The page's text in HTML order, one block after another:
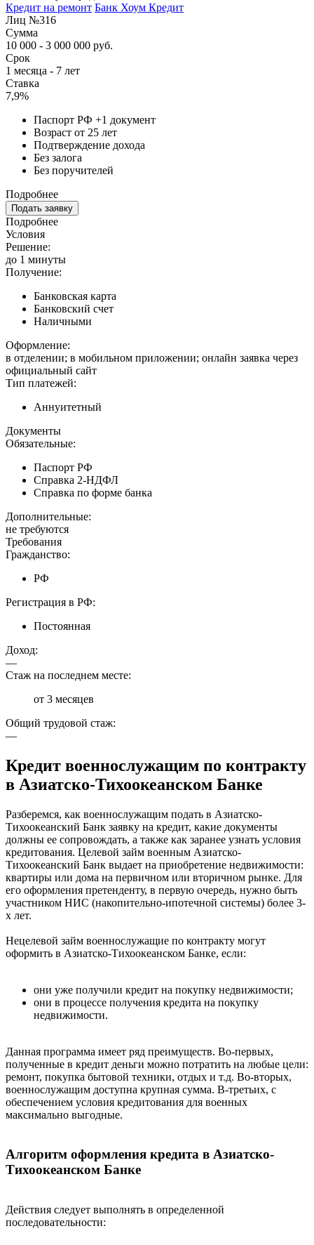
Кредит на ремонт Банк Хоум Кредит
Лиц №316
Сумма
10 000 - 3 000 000 руб.
Срок
1 месяца - 7 лет
Ставка
7,9%
Паспорт РФ +1 документ
Возраст от 25 лет
Подтверждение дохода
Без залога
Без поручителей
Подробнее
Подать заявку
Подробнее
Условия
Решение:
до 1 минуты
Получение:
Банковская карта
Банковский счет
Наличными
Оформление:
в отделении; в мобильном приложении; онлайн заявка через
официальный сайт
Тип платежей:
Аннуитетный
Документы
Обязательные:
Паспорт РФ
Справка 2-НДФЛ
Справка по форме банка
Дополнительные:
не требуются
Требования
Гражданство:
РФ
Регистрация в РФ:
Постоянная
Доход:
—
Стаж на последнем месте:
от 3 месяцев
Общий трудовой стаж:
—
Кредит военнослужащим по контракту
в Азиатско-Тихоокеанском Банке
Разберемся, как военнослужащим подать в Азиатско-
Тихоокеанский Банк заявку на кредит, какие документы
должны ее сопровождать, а также как заранее узнать условия
кредитования. Целевой займ военным Азиатско-
Тихоокеанский Банк выдает на приобретение недвижимости:
квартиры или дома на первичном или вторичном рынке. Для
его оформления претенденту, в первую очередь, нужно быть
участником НИС (накопительно-ипотечной системы) более 3-
х лет.
Нецелевой займ военнослужащие по контракту могут
оформить в Азиатско-Тихоокеанском Банке, если:
они уже получили кредит на покупку недвижимости;
они в процессе получения кредита на покупку
недвижимости.
Данная программа имеет ряд преимуществ. Во-первых,
полученные в кредит деньги можно потратить на любые цели:
ремонт, покупка бытовой техники, отдых и т.д. Во-вторых,
военнослужащим доступна крупная сумма. В-третьих, с
обеспечением условия кредитования для военных
максимально выгодные.
Алгоритм оформления кредита в Азиатско-
Тихоокеанском Банке
Действия следует выполнять в определенной
последовательности: